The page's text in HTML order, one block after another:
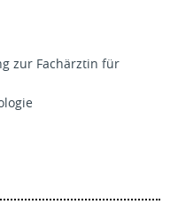
zur Fachärztin für